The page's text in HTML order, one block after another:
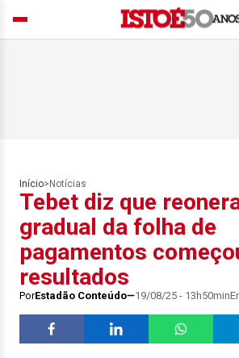
Início> Notícias
Tebet diz que
gradual da folha de
pagamentos
resultados
PorEstadão Conteúdo 19/08/25 - 13h50min